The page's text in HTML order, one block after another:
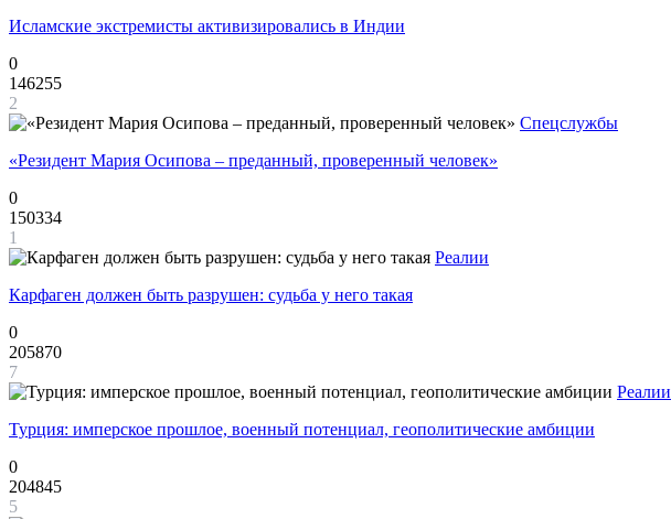
Исламские экстремисты активизировались в Индии
0
146255
2
Спецслужбы
«Резидент Мария Осипова – преданный, проверенный человек»
0
150334
1
Реалии
Карфаген должен быть разрушен: судьба у него такая
0
205870
7
Реалии
Турция: имперское прошлое, военный потенциал, геополитические амбиции
0
204845
5